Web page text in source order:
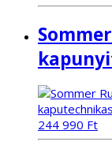
244 990 Ft